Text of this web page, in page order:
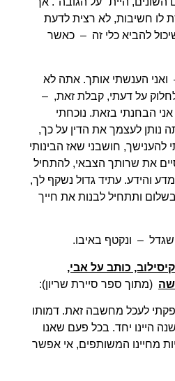
לו חשיבות, לא רצית לדעת
להביא כלי זה – כאשר
הענשתי אותך. אתה לא
על דעתי, קבלת זאת, –
הבחנתי בזאת. נוכחתי
נותן לעצמך את הדין על כך,
חושבני שאז הבינותי
את שרותך הצבאי, להתחיל
והידע. עתיד גדול נשקף לך,
ותתחיל לבנות את חייך
שגדל – ונקטף באיבו.
כותב על אבי,
(מתוך ספר סיירת שריון):
לעכל מחשבה זאת. דמותו
היינו יחד. בכל פעם שאנו
מחיינו המשותפים, אי אפשר